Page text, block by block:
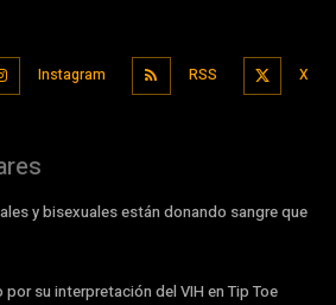
Instagram RSS X
y bisexuales están donando sangre que
por su interpretación del VIH en Tip Toe